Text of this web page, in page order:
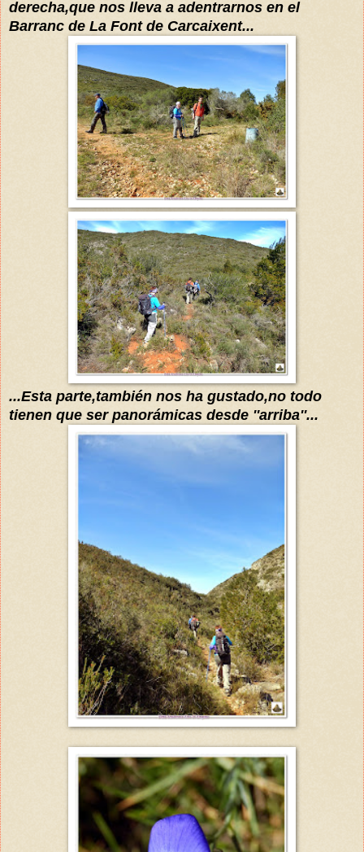
derecha,que nos lleva a adentrarnos en el
Barranc de La Font de Carcaixent...
...Esta parte,también nos ha gustado,no todo
tienen que ser panorámicas desde ''arriba''...